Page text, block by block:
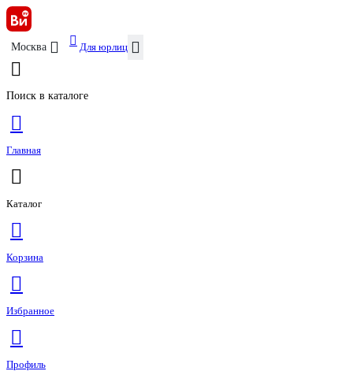
Москва Для юрлиц
Поиск в каталоге
Главная
Каталог
Корзина
Избранное
Профиль